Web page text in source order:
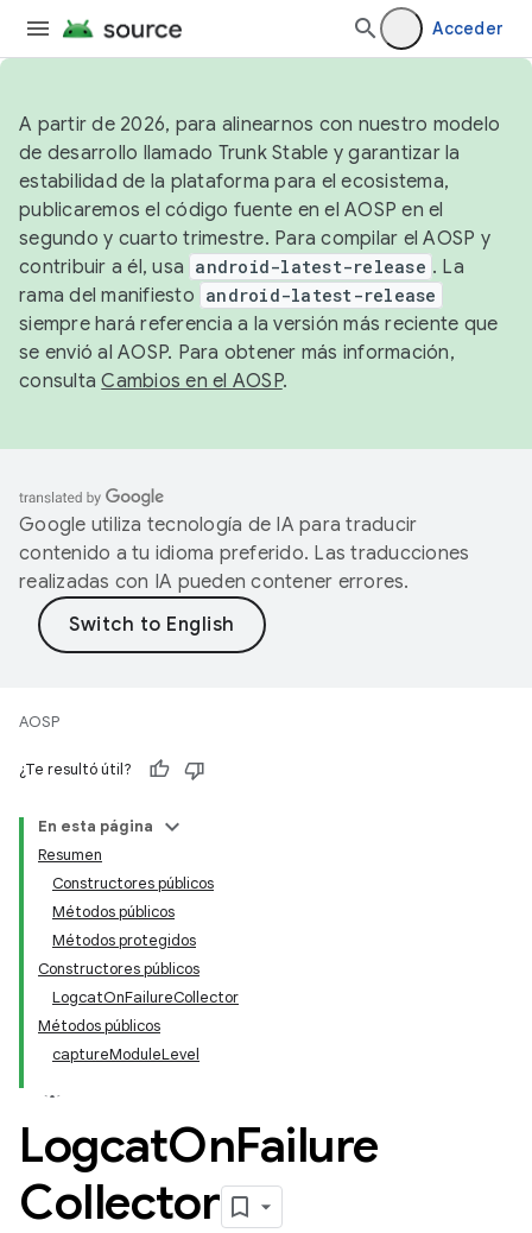
Acceder
A partir de 2026, para alinearnos con nuestro modelo
de desarrollo llamado Trunk Stable y garantizar la
estabilidad de la plataforma para el ecosistema,
publicaremos el código fuente en el AOSP en el
segundo y cuarto trimestre. Para compilar el AOSP y
contribuir a él, usa android-latest-release . La
rama del manifiesto android-latest-release
siempre hará referencia a la versión más reciente que
se envió al AOSP. Para obtener más información,
consultaCambios en el AOSP.
Google utiliza tecnología de IA para traducir
contenido a tu idioma preferido. Las traducciones
realizadas con IA pueden contener errores.
AOSP
¿Te resultó útil?
En esta página
Resumen
Constructores públicos
Métodos públicos
Métodos protegidos
Constructores públicos
LogcatOnFailureCollector
Métodos públicos
captureModuleLevel
LogcatOnFailure
Collector